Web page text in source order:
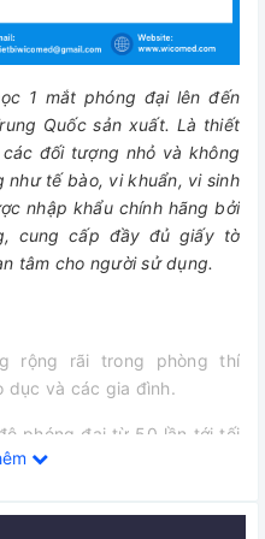
1 mắt phóng đại lên đến
Quốc sản xuất. Là thiết
đối tượng nhỏ và không
như tế bào, vi khuẩn, vi sinh
nhập khẩu chính hãng bởi
cung cấp đầy đủ giấy tờ
tâm cho người sử dụng.
rộng rãi trong phòng thí
dục và các gia đình.
phóng đại từ 50 lần tới tối
trong giáo dục, các phòng